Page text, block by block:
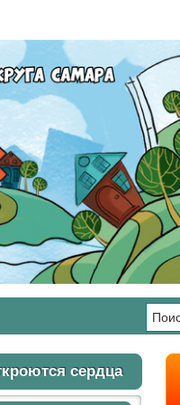
сердца